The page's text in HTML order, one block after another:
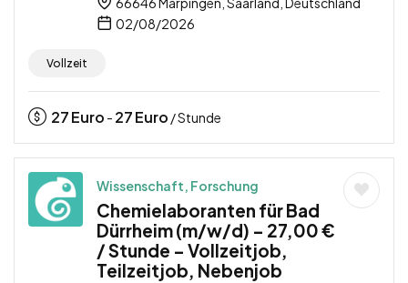
02/08/2026
Vollzeit
27Euro - 27Euro / Stunde
Wissenschaft, Forschung
Chemielaboranten für Bad
Dürrheim (m/w/d) – 27,00 €
/ Stunde – Vollzeitjob,
Teilzeitjob, Nebenjob